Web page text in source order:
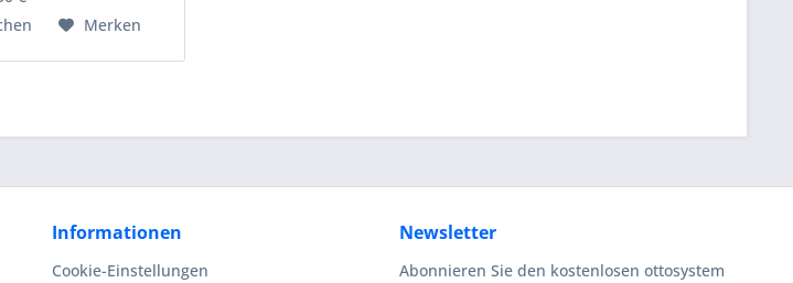
Merken
Informationen
Cookie-Einstellungen
Newsletter
Abonnieren Sie den kostenlosen ottosystem